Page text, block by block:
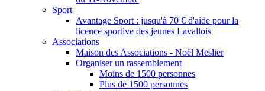
Sport
Avantage Sport : jusqu'à 70 € d'aide pour la
licence sportive des jeunes Lavallois
Associations
Maison des Associations - Noël Meslier
Organiser un rassemblement
Moins de 1500 personnes
Plus de 1500 personnes